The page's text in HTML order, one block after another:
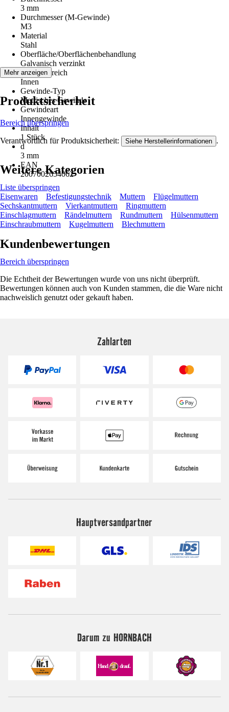
3 mm
Durchmesser (M-Gewinde)
M3
Material
Stahl
Oberfläche/Oberflächenbehandlung
Galvanisch verzinkt
Einsatzbereich
Innen
Gewinde-Typ
Metrisches Gewinde
Gewindeart
Innengewinde
Inhalt
1 Stück
d
3 mm
EAN
2007002654062
Mehr anzeigen
Produktsicherheit
Bereich überspringen
Verantwortlich für Produktsicherheit: Siehe Herstellerinformationen .
Weitere Kategorien
Liste überspringen
Eisenwaren
Befestigungstechnik Muttern
Flügelmuttern
Sechskantmuttern
Vierkantmuttern
Ringmuttern
Einschlagmuttern
Rändelmuttern Rundmuttern
Hülsenmuttern
Einschraubmuttern
Kugelmuttern Blechmuttern
Kundenbewertungen
Bereich überspringen
Die Echtheit der Bewertungen wurde von uns nicht überprüft.
Bewertungen können auch von Kunden stammen, die die Ware nicht
nachweislich genutzt oder gekauft haben.
Zahlarten
Hauptversandpartner
Darum zu HORNBACH